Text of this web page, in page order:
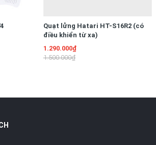
Quạt lửng Hatari HT-S16R2 (có
điều khiển từ xa)
1.290.000₫
1.500.000₫